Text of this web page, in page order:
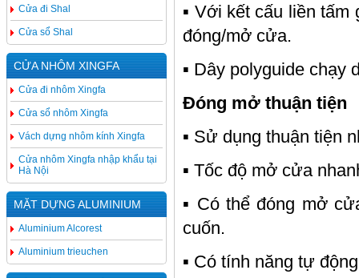
Cửa đi Shal
Cửa sổ Shal
CỬA NHÔM XINGFA
Cửa đi nhôm Xingfa
Cửa sổ nhôm Xingfa
Vách dựng nhôm kính Xingfa
Cửa nhôm Xingfa nhập khẩu tại
Hà Nội
MẶT DỰNG ALUMINIUM
Aluminium Alcorest
Aluminium trieuchen
▪ Với kết cấu liền tấm
đóng/mở cửa.
▪ Dây polyguide chạy
Đóng mở thuận tiện
▪ Sử dụng thuận tiện
▪ Tốc độ mở cửa
▪ Có thể đóng mở
cuốn.
▪ Có tính năng tự